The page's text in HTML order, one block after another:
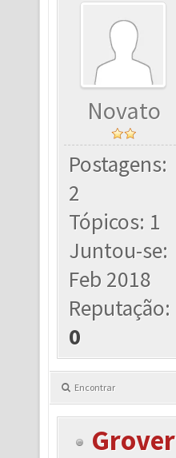
Novato
Postagens:
2
Tópicos: 1
Juntou-se:
Feb 2018
Reputação:
0
Encontrar
Grover